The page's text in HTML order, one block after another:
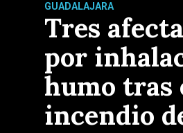
GUADALAJARA
Tres
por
humo tras
incendio